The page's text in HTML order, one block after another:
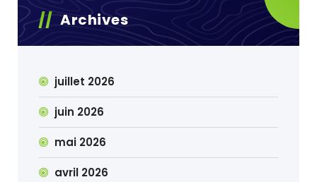
Archives
juillet 2026
juin 2026
mai 2026
avril 2026